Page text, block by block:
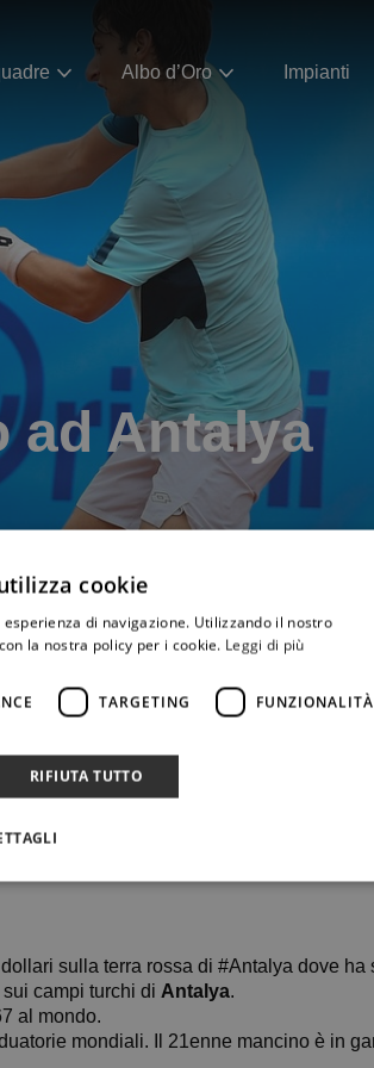
Albo d’Oro Impianti
ad Antalya
dollari sulla terra rossa di #Antalya dove
campi turchi di Antalya.
al mondo.
mondiali. Il 21enne mancino è in
cookie
di navigazione. Utilizzando il nostro
la nostra policy per i cookie. Leggi di più
TARGETING FUNZIONALITÀ
RIFIUTA TUTTO